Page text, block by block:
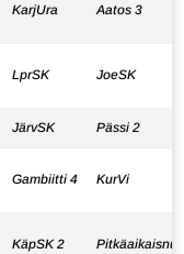
KarjUra Aatos 3
LprSK JoeSK
JärvSK Pässi 2
Gambiitti 4 KurVi
KäpSK 2